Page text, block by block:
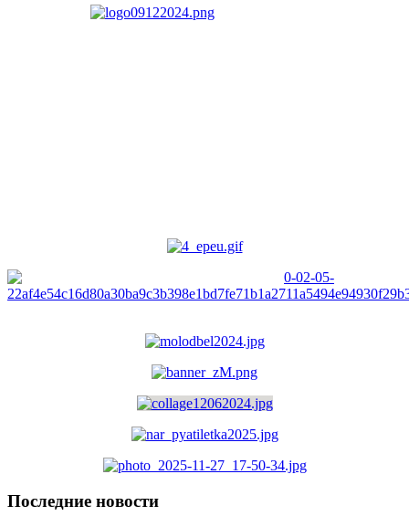
Последние новости